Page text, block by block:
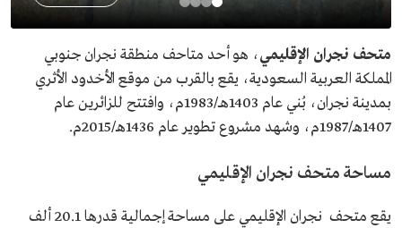
متحف نجران الإقليمي، هو أحد متاحف منطقة نجران جنوبي
المملكة العربية السعودية، يقع بالقرب من موقع الأخدود الأثري
بمدينة نجران، بُني عام 1403هــ/1983م، وافتتح للزائرين عام
1407هـ/1987م، وشهد مشروع تطوير عام 1436هـ/2015م.
مساحة متحف نجران الإقليمي
يقع متحف نجران الإقليمي على مساحة إجمالية قدرها 20.1 ألف